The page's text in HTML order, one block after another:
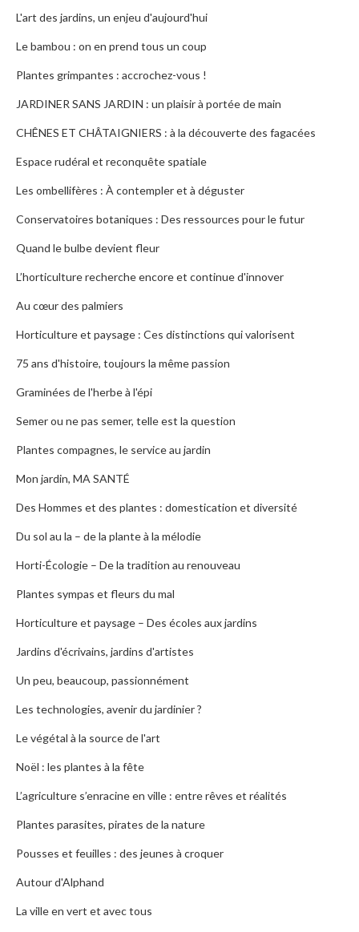
L'art des jardins, un enjeu d'aujourd'hui
Le bambou : on en prend tous un coup
Plantes grimpantes : accrochez-vous !
JARDINER SANS JARDIN : un plaisir à portée de main
CHÊNES ET CHÂTAIGNIERS : à la découverte des fagacées
Espace rudéral et reconquête spatiale
Les ombellifères : À contempler et à déguster
Conservatoires botaniques : Des ressources pour le futur
Quand le bulbe devient fleur
L’horticulture recherche encore et continue d'innover
Au cœur des palmiers
Horticulture et paysage : Ces distinctions qui valorisent
75 ans d'histoire, toujours la même passion
Graminées de l'herbe à l'épi
Semer ou ne pas semer, telle est la question
Plantes compagnes, le service au jardin
Mon jardin, MA SANTÉ
Des Hommes et des plantes : domestication et diversité
Du sol au la – de la plante à la mélodie
Horti-Écologie – De la tradition au renouveau
Plantes sympas et fleurs du mal
Horticulture et paysage – Des écoles aux jardins
Jardins d'écrivains, jardins d'artistes
Un peu, beaucoup, passionnément
Les technologies, avenir du jardinier ?
Le végétal à la source de l'art
Noël : les plantes à la fête
L’agriculture s’enracine en ville : entre rêves et réalités
Plantes parasites, pirates de la nature
Pousses et feuilles : des jeunes à croquer
Autour d'Alphand
La ville en vert et avec tous